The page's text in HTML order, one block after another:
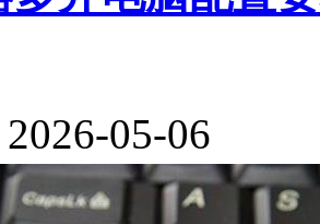
2026-05-06